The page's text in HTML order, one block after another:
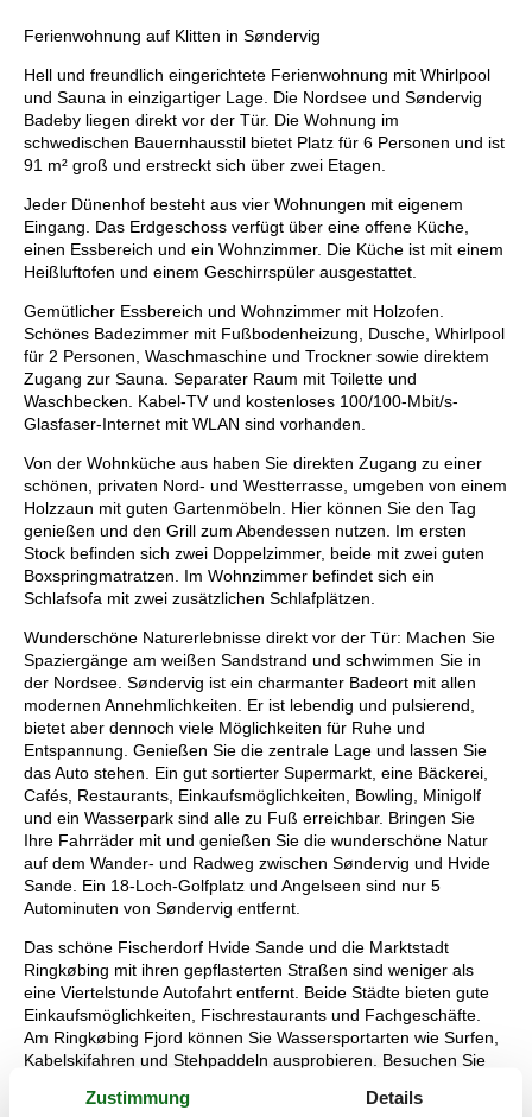
Ferienwohnung auf Klitten in Søndervig
Hell und freundlich eingerichtete Ferienwohnung mit Whirlpool
und Sauna in einzigartiger Lage. Die Nordsee und Søndervig
Badeby liegen direkt vor der Tür. Die Wohnung im
schwedischen Bauernhausstil bietet Platz für 6 Personen und ist
91 m² groß und erstreckt sich über zwei Etagen.
Jeder Dünenhof besteht aus vier Wohnungen mit eigenem
Eingang. Das Erdgeschoss verfügt über eine offene Küche,
einen Essbereich und ein Wohnzimmer. Die Küche ist mit einem
Heißluftofen und einem Geschirrspüler ausgestattet.
Gemütlicher Essbereich und Wohnzimmer mit Holzofen.
Schönes Badezimmer mit Fußbodenheizung, Dusche, Whirlpool
für 2 Personen, Waschmaschine und Trockner sowie direktem
Zugang zur Sauna. Separater Raum mit Toilette und
Waschbecken. Kabel-TV und kostenloses 100/100-Mbit/s-
Glasfaser-Internet mit WLAN sind vorhanden.
Von der Wohnküche aus haben Sie direkten Zugang zu einer
schönen, privaten Nord- und Westterrasse, umgeben von einem
Holzzaun mit guten Gartenmöbeln. Hier können Sie den Tag
genießen und den Grill zum Abendessen nutzen. Im ersten
Stock befinden sich zwei Doppelzimmer, beide mit zwei guten
Boxspringmatratzen. Im Wohnzimmer befindet sich ein
Schlafsofa mit zwei zusätzlichen Schlafplätzen.
Wunderschöne Naturerlebnisse direkt vor der Tür: Machen Sie
Spaziergänge am weißen Sandstrand und schwimmen Sie in
der Nordsee. Søndervig ist ein charmanter Badeort mit allen
modernen Annehmlichkeiten. Er ist lebendig und pulsierend,
bietet aber dennoch viele Möglichkeiten für Ruhe und
Entspannung. Genießen Sie die zentrale Lage und lassen Sie
das Auto stehen. Ein gut sortierter Supermarkt, eine Bäckerei,
Cafés, Restaurants, Einkaufsmöglichkeiten, Bowling, Minigolf
und ein Wasserpark sind alle zu Fuß erreichbar. Bringen Sie
Ihre Fahrräder mit und genießen Sie die wunderschöne Natur
auf dem Wander- und Radweg zwischen Søndervig und Hvide
Sande. Ein 18-Loch-Golfplatz und Angelseen sind nur 5
Autominuten von Søndervig entfernt.
Das schöne Fischerdorf Hvide Sande und die Marktstadt
Ringkøbing mit ihren gepflasterten Straßen sind weniger als
eine Viertelstunde Autofahrt entfernt. Beide Städte bieten gute
Einkaufsmöglichkeiten, Fischrestaurants und Fachgeschäfte.
Am Ringkøbing Fjord können Sie Wassersportarten wie Surfen,
Kabelskifahren und Stehpaddeln ausprobieren. Besuchen Sie
das Ringkøbing Museum, Naturkraft, den WOW-Aktivitätspark
Zustimmung Details